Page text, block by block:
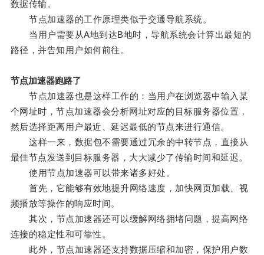
数据传输。
节点加速器的工作原理类似于交通导航系统。
当用户需要从A地到达B地时，导航系统会计算出最短的
路径，并告知用户如何前往。
节点加速器跑路了
节点加速器也是这样工作的：当用户在浏览器中输入某
个网址时，节点加速器会分析网址对应的目标服务器位置，
然后选择距离用户最近、延迟最低的节点来进行通信。
这样一来，数据包不需要通过冗余的中转节点，直接从
最佳节点发送到目标服务器，大大减少了传输时间和延迟。
使用节点加速器可以带来诸多好处。
首先，它能够有效地提升网络速度，加快网页加载、视
频播放等操作的响应时间。
其次，节点加速器还可以缓解网络拥堵问题，提高网络
连接的稳定性和可靠性。
此外，节点加速器还支持数据压缩和加密，保护用户数